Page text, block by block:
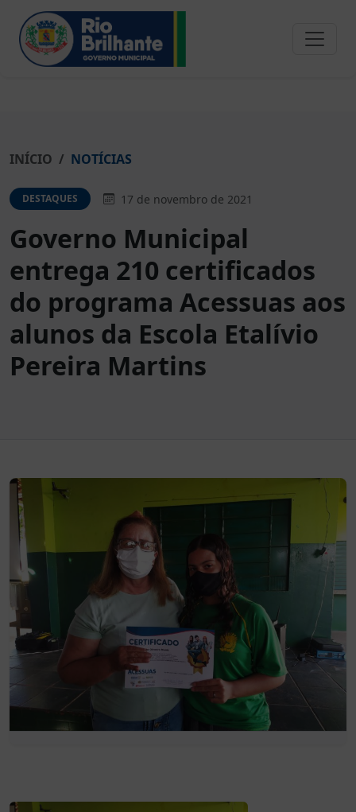
INÍCIO NOTÍCIAS
DESTAQUES 17 de novembro de 2021
Governo Municipal
entrega 210 certificados
do programa Acessuas aos
alunos da Escola Etalívio
Pereira Martins